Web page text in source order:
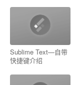
Sublime Text—自带
快捷键介绍